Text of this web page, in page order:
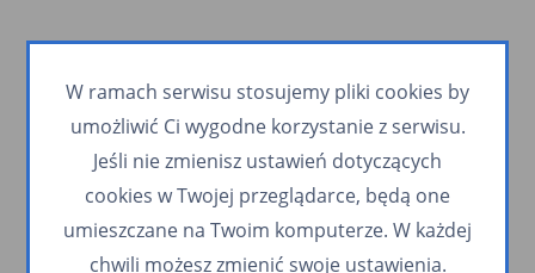
W ramach serwisu stosujemy pliki cookies by
umożliwić Ci wygodne korzystanie z serwisu.
Jeśli nie zmienisz ustawień dotyczących
cookies w Twojej przeglądarce, będą one
umieszczane na Twoim komputerze. W każdej
chwili możesz zmienić swoje ustawienia.